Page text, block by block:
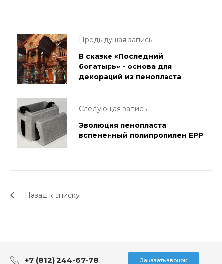
Предыдущая запись
В сказке «Последний
богатырь» - основа для
декораций из пенопласта
Следующая запись
Эволюция пенопласта:
вспененный полипропилен EPP
Назад к списку
+7 (812) 244-67-78 Заказать звонок